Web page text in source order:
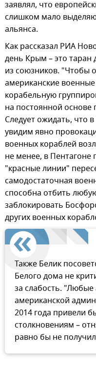
заявлял, что
слишком мало
альянса.
Как рассказал РИА
день Крым – это таран
из союзников. "Чтобы
американские
корабельную
на постоянной
Следует ожидать, что
увидим явно
военных кораблей
не менее, в
"красные линии"
самодостаточная
способна отбить
заблокировать
других военных
Также Белик
Белого дома не
за слабость. "Любые
американской
2014 года привели
столкновениям –
равно бы не